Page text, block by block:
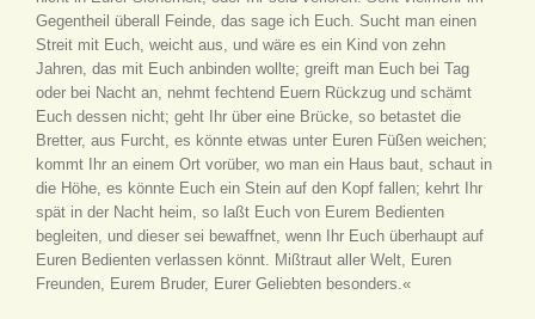
Gegentheil überall Feinde, das sage ich Euch. Sucht man einen
Streit mit Euch, weicht aus, und wäre es ein Kind von zehn
Jahren, das mit Euch anbinden wollte; greift man Euch bei Tag
oder bei Nacht an, nehmt fechtend Euern Rückzug und schämt
Euch dessen nicht; geht Ihr über eine Brücke, so betastet die
Bretter, aus Furcht, es könnte etwas unter Euren Füßen weichen;
kommt Ihr an einem Ort vorüber, wo man ein Haus baut, schaut in
die Höhe, es könnte Euch ein Stein auf den Kopf fallen; kehrt Ihr
spät in der Nacht heim, so laßt Euch von Eurem Bedienten
begleiten, und dieser sei bewaffnet, wenn Ihr Euch überhaupt auf
Euren Bedienten verlassen könnt. Mißtraut aller Welt, Euren
Freunden, Eurem Bruder, Eurer Geliebten besonders.«